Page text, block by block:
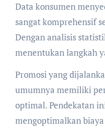
Data konsumen
sangat komprehensif
Dengan analisis
menentukan langkah
Promosi yang
umumnya memiliki
optimal. Pendekatan
mengoptimalkan